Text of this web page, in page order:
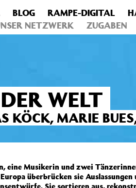
ist seit Version 4.4.0
BLOG RAMPE-DIGITAL
NETZWERK ZUGABEN
WELT
KÖCK, MARIE
eine Musikerin und zwei
überbrücken sie
Sie sortieren aus,